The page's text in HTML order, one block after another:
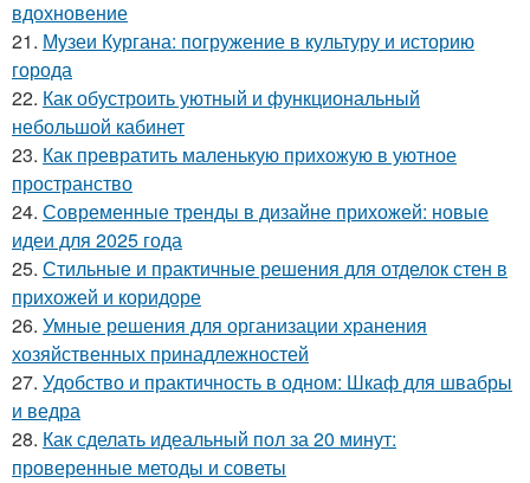
вдохновение
21. Музеи Кургана: погружение в культуру и историю
города
22. Как обустроить уютный и функциональный
небольшой кабинет
23. Как превратить маленькую прихожую в уютное
пространство
24. Современные тренды в дизайне прихожей: новые
идеи для 2025 года
25. Стильные и практичные решения для отделок стен в
прихожей и коридоре
26. Умные решения для организации хранения
хозяйственных принадлежностей
27. Удобство и практичность в одном: Шкаф для швабры
и ведра
28. Как сделать идеальный пол за 20 минут:
проверенные методы и советы